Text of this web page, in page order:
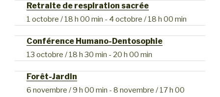
Retraite de respiration sacrée
1 octobre / 18 h 00 min - 4 octobre / 18 h 00 min
Conférence Humano-Dentosophie
13 octobre / 18 h 30 min - 20 h 00 min
Forêt-Jardin
6 novembre / 9 h 00 min - 8 novembre / 17 h 00